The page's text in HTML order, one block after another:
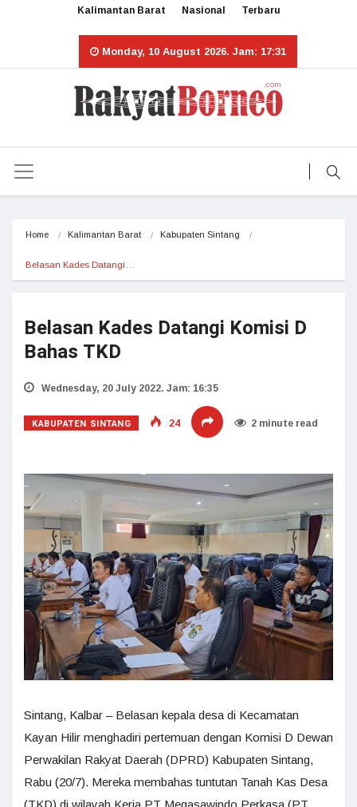
Kalimantan Barat Nasional Terbaru
Monday, 10 August 2026. Jam: 17:31
Home Kalimantan Barat Kabupaten Sintang
Belasan Kades Datangi…
Belasan Kades Datangi Komisi D
Bahas TKD
Wednesday, 20 July 2022. Jam: 16:35
KABUPATEN SINTANG 24 2 minute read
Sintang, Kalbar – Belasan kepala desa di Kecamatan
Kayan Hilir menghadiri pertemuan dengan Komisi D Dewan
Perwakilan Rakyat Daerah (DPRD) Kabupaten Sintang,
Rabu (20/7). Mereka membahas tuntutan Tanah Kas Desa
(TKD) di wilayah Kerja PT Megasawindo Perkasa (PT.